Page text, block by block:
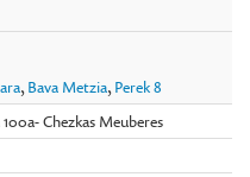
, Bava Metzia, Perek 8
Chezkas Meuberes